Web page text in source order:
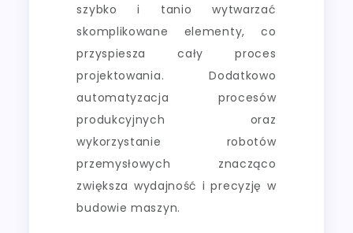
szybko i tanio wytwarzać
skomplikowane elementy, co
przyspiesza cały proces
projektowania. Dodatkowo
automatyzacja procesów
produkcyjnych oraz
wykorzystanie robotów
przemysłowych znacząco
zwiększa wydajność i precyzję w
budowie maszyn.